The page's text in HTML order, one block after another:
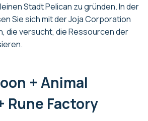
Stadt Pelican zu gründen. In der
Sie sich mit der Joja Corporation
die versucht, die Ressourcen der
+ Animal
Rune Factory